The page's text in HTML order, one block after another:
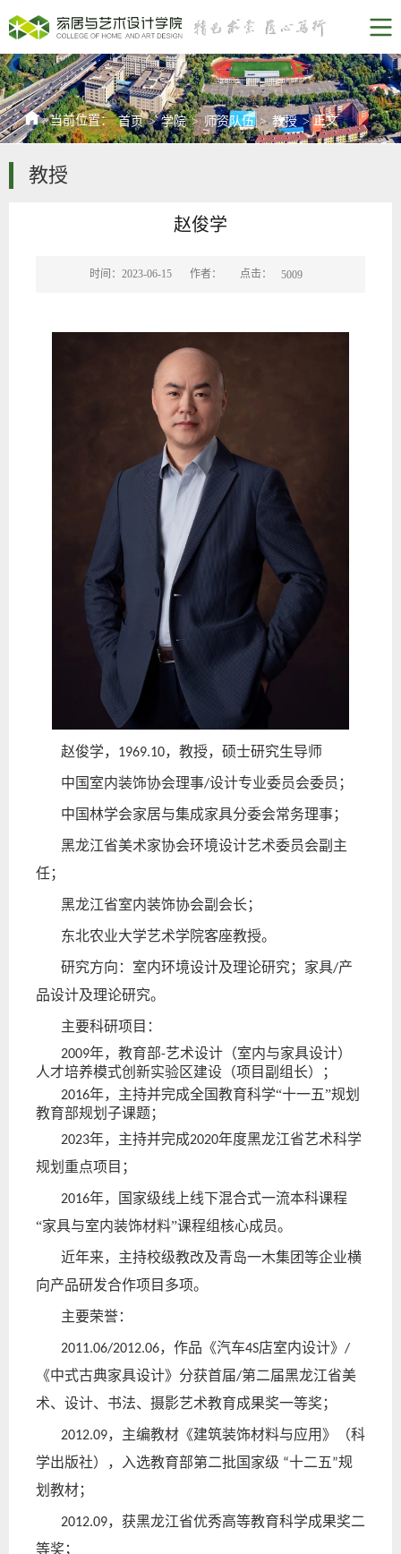
当前位置：首页 > 学院 > 师资队伍 > 教授 >正文
教授
赵俊学
时间：2023-06-15 作者： 点击： 5009
赵俊学， 1969.10，教授，硕士研究生导师
中国室内装饰协会理事/设计专业委员会委员；
中国林学会家居与集成家具分委会常务理事；
黑龙江省美术家协会环境设计艺术委员会副主
任；
黑龙江省室内装饰协会副会长；
东北农业大学艺术学院客座教授。
研究方向： 室内环境设计及理论研究； 家具/产
品设计及理论研究。
主要科研项目：
2009年，教育部-艺术设计（室内与家具设计）
人才培养模式创新实验区建设（项目副组长）
；
2016年，主持并完成全国教育科学“十一五”规划
教育部规划子课题；
2023年，主持并完成2020年度黑龙江省艺术科学
规划重点项目；
2016年，国家级线上线下混合式一流本科课程
“家具与室内装饰材料”课程组核心成员。
近年来，主持校级教改及青岛一木集团等企业横
向产品研发合作项目多项。
主要荣誉：
2011.06/2012.06， 作品 《汽车4S店室内设计》 /
《中式古典家具设计》 分获首届/第二届黑龙江省美
术、设计、书法、摄影艺术教育成果奖一等奖；
2012.09，主编教材《建筑装饰材料与应用》（科
学出版社）
， 入选教育部第二批国家级 “十二五”规
划教材；
2012.09，获黑龙江省优秀高等教育科学成果奖二
等奖；